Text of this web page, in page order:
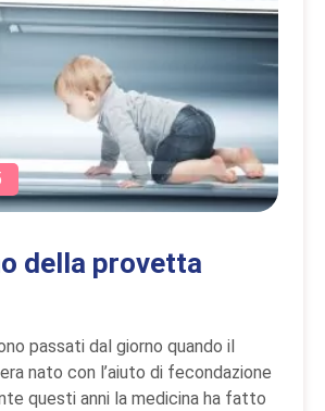
della provetta
passati dal giorno quando il
nato con l’aiuto di fecondazione
questi anni la medicina ha fatto